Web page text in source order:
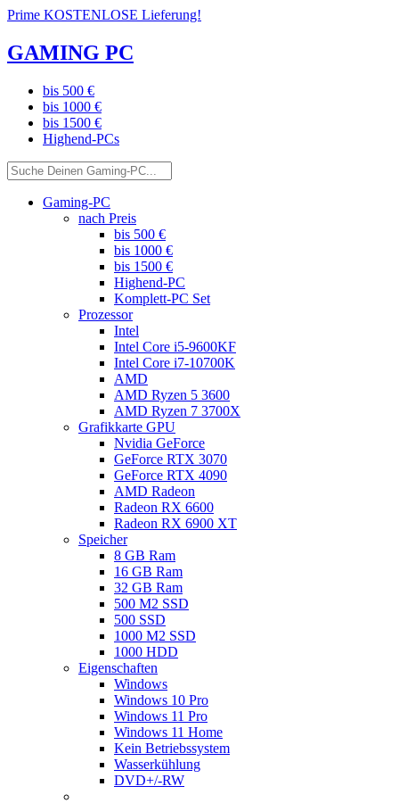
Prime KOSTENLOSE Lieferung!
GAMING PC
bis 500 €
bis 1000 €
bis 1500 €
Highend-PCs
Gaming-PC
nach Preis
bis 500 €
bis 1000 €
bis 1500 €
Highend-PC
Komplett-PC Set
Prozessor
Intel
Intel Core i5-9600KF
Intel Core i7-10700K
AMD
AMD Ryzen 5 3600
AMD Ryzen 7 3700X
Grafikkarte GPU
Nvidia GeForce
GeForce RTX 3070
GeForce RTX 4090
AMD Radeon
Radeon RX 6600
Radeon RX 6900 XT
Speicher
8 GB Ram
16 GB Ram
32 GB Ram
500 M2 SSD
500 SSD
1000 M2 SSD
1000 HDD
Eigenschaften
Windows
Windows 10 Pro
Windows 11 Pro
Windows 11 Home
Kein Betriebssystem
Wasserkühlung
DVD+/-RW